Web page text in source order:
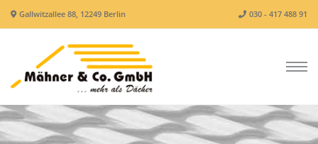
Gallwitzallee 88, 12249 Berlin 030 - 417 488 91